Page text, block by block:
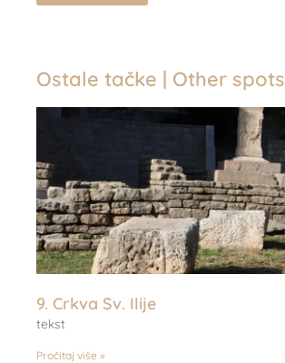
Ostale tačke | Other spots
9. Crkva Sv. Ilije
tekst
Pročitaj više »